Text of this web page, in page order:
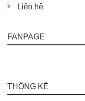
Liên hệ
FANPAGE
THỐNG KÊ